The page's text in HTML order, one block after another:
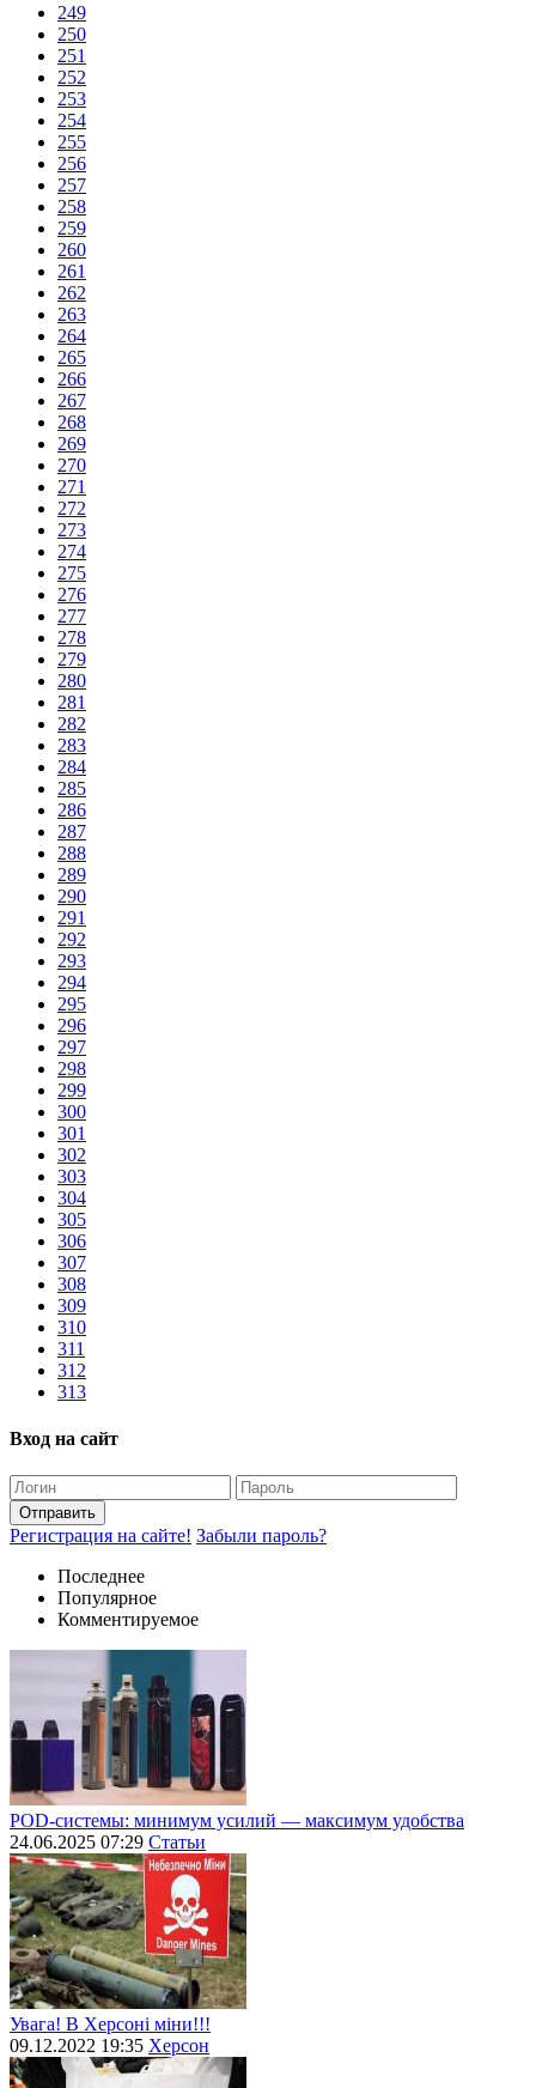
249
250
251
252
253
254
255
256
257
258
259
260
261
262
263
264
265
266
267
268
269
270
271
272
273
274
275
276
277
278
279
280
281
282
283
284
285
286
287
288
289
290
291
292
293
294
295
296
297
298
299
300
301
302
303
304
305
306
307
308
309
310
311
312
313
Вход на сайт
Отправить
Регистрация на сайте! Забыли пароль?
Последнее
Популярное
Комментируемое
POD-системы: минимум усилий — максимум удобства
24.06.2025 07:29 Статьи
Увага! В Херсоні міни!!!
09.12.2022 19:35 Херсон